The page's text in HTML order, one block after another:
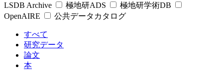
LSDB Archive
極地研ADS
極地研学術DB
OpenAIRE
公共データカタログ
すべて
研究データ
論文
本